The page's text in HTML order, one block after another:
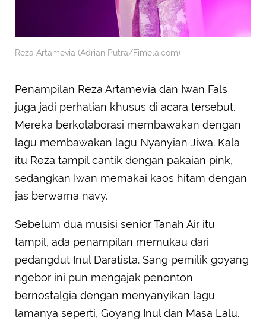
Reza Artamevia (Adrian Putra/Fimela.com)
Penampilan Reza Artamevia dan Iwan Fals
juga jadi perhatian khusus di acara tersebut.
Mereka berkolaborasi membawakan dengan
lagu membawakan lagu Nyanyian Jiwa. Kala
itu Reza tampil cantik dengan pakaian pink,
sedangkan Iwan memakai kaos hitam dengan
jas berwarna navy.
Sebelum dua musisi senior Tanah Air itu
tampil, ada penampilan memukau dari
pedangdut Inul Daratista. Sang pemilik goyang
ngebor ini pun mengajak penonton
bernostalgia dengan menyanyikan lagu
lamanya seperti, Goyang Inul dan Masa Lalu.